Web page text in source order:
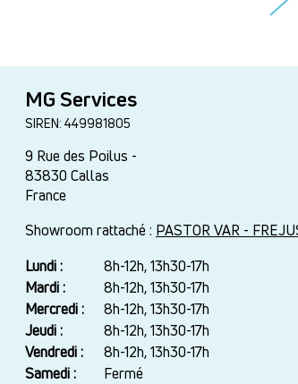
MG Services
SIREN: 449981805
9 Rue des Poilus -
83830 Callas
France
Showroom rattaché : PASTOR VAR -
Jour
Plage
horaire
Lundi :
8h-12h, 13h30-17h
Mardi :
8h-12h, 13h30-17h
Mercredi :
8h-12h, 13h30-17h
Jeudi :
8h-12h, 13h30-17h
Vendredi :
8h-12h, 13h30-17h
Samedi :
Fermé